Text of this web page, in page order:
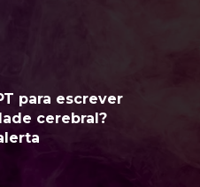
para escrever
cerebral?